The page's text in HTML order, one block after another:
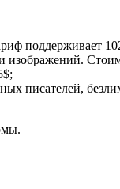
поддерживает
изображений.
писателей,